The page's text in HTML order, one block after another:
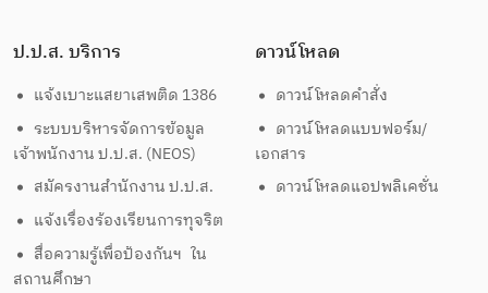
ป.ป.ส. บริการ
แจ้งเบาะแสยาเสพติด 1386
ระบบบริหารจัดการข้อมูล
เจ้าพนักงาน ป.ป.ส. (NEOS)
สมัครงานสำนักงาน ป.ป.ส.
แจ้งเรื่องร้องเรียนการทุจริต
สื่อความรู้เพื่อป้องกันฯ ใน
สถานศึกษา
ดาวน์โหลด
ดาวน์โหลดคำสั่ง
ดาวน์โหลดแบบฟอร์ม/
เอกสาร
ดาวน์โหลดแอปพลิเคชั่น